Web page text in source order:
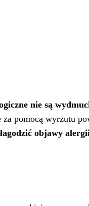
nie są
pomocą wyrzutu
łagodzić objawy